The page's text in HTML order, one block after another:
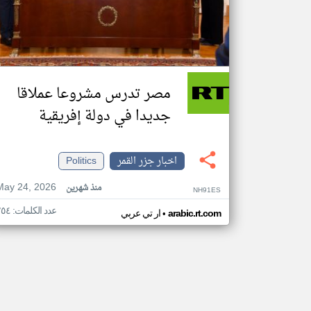
مصر تدرس مشروعا عملاقا
جديدا في دولة إفريقية
اخبار جزر القمر
Politics
24, 2026
منذ شهرين NH91ES
ار تي عربي• arabic.rt.com عدد الكلمات: ٢٥٤